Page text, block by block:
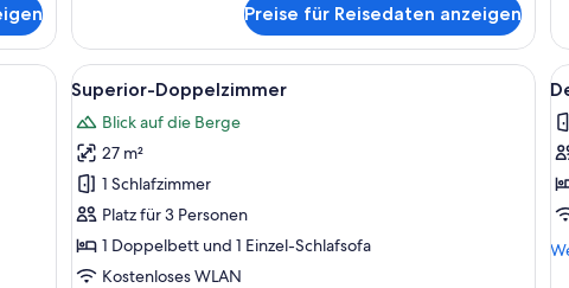
Doppelzimmer
zur
Einzelnutzung
Preise für Reisedaten anzeigen
Sessel, kleinem Tisch, Topfpflanze und Blick ins Freie.
Alle
Fotos
für
Superior-
Doppelzimmer
anzeigen
Ein modernes Hotelzimmer mit
15
Superior-Doppelzimmer
Blick auf die Berge
27 m²
1 Schlafzimmer
Platz für 3 Personen
1 Doppelbett und 1 Einzel-Schlafsofa
Kostenloses WLAN